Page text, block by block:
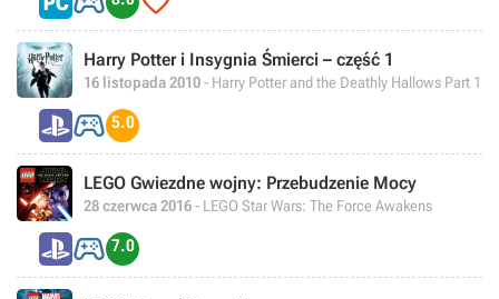
Harry Potter i Insygnia Śmierci – część 1
16 listopada 2010- Harry Potter and the Deathly Hallows Part 1
 5.0
LEGO Gwiezdne wojny: Przebudzenie Mocy
28 czerwca 2016- LEGO Star Wars: The Force Awakens
 7.0